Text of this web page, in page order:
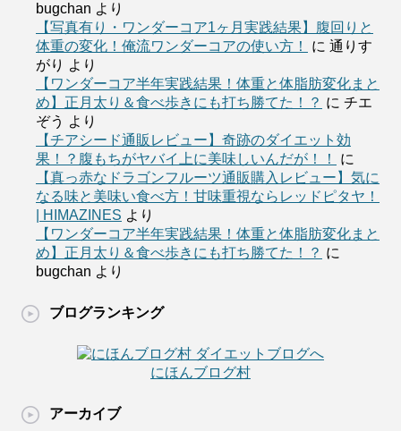
bugchan より
【写真有り・ワンダーコア1ヶ月実践結果】腹回りと
体重の変化！俺流ワンダーコアの使い方！
に 通りす
がり より
【ワンダーコア半年実践結果！体重と体脂肪変化まと
め】正月太り＆食べ歩きにも打ち勝てた！？ に チエ
ぞう より
【チアシード通販レビュー】奇跡のダイエット効
果！？腹もちがヤバイ上に美味しいんだが！！
に
【真っ赤なドラゴンフルーツ通販購入レビュー】気に
なる味と美味い食べ方！甘味重視ならレッドピタヤ！
| HIMAZINES より
【ワンダーコア半年実践結果！体重と体脂肪変化まと
め】正月太り＆食べ歩きにも打ち勝てた！？ に
bugchan より
ブログランキング
にほんブログ村
アーカイブ